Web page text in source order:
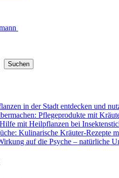
Suchen
in der Stadt entdecken und
Pflegeprodukte mit
mit Heilpflanzen bei
Kulinarische Kräuter-Rezepte
auf die Psyche – natürliche